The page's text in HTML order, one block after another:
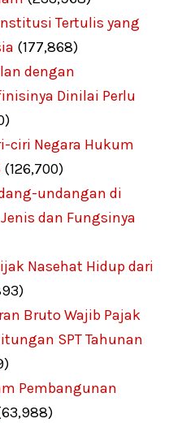
Tertulis yang
(177,868)
dengan
Dinilai Perlu
ciri Negara Hukum
(126,700)
undangan di
dan Fungsinya
Nasehat Hidup dari
Bruto Wajib Pajak
SPT Tahunan
Pembangunan